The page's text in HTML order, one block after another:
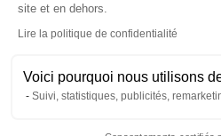
site et en dehors.
Lire la politique de confidentialité
Voici pourquoi nous utilisons
Suivi, statistiques, publicités,
Axeptio
Ces produits